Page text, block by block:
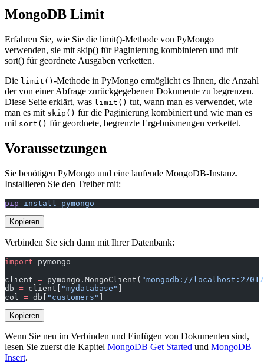
MongoDB Limit
Erfahren Sie, wie Sie die limit()-Methode von PyMongo
verwenden, sie mit skip() für Paginierung kombinieren und mit
sort() für geordnete Ausgaben verketten.
Die limit() -Methode in PyMongo ermöglicht es Ihnen, die Anzahl
der von einer Abfrage zurückgegebenen Dokumente zu begrenzen.
Diese Seite erklärt, was limit() tut, wann man es verwendet, wie
man es mit skip() für die Paginierung kombiniert und wie man es
mit sort() für geordnete, begrenzte Ergebnismengen verkettet.
Voraussetzungen
Sie benötigen PyMongo und eine laufende MongoDB-Instanz.
Installieren Sie den Treiber mit:
pip install pymongo
Kopieren
Verbinden Sie sich dann mit Ihrer Datenbank:
import pymongo
client = pymongo.MongoClient( "mongodb://
db = client[ "mydatabase" ]
col = db[ "customers" ]
Kopieren
Wenn Sie neu im Verbinden und Einfügen von Dokumenten sind,
lesen Sie zuerst die Kapitel MongoDB Get Started und MongoDB
Insert.